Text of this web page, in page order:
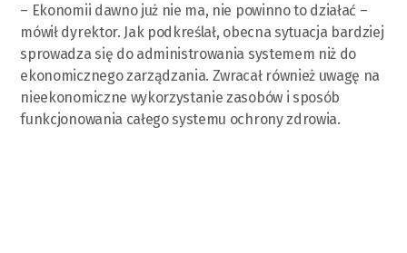
– Ekonomii dawno już nie ma, nie powinno to działać –
mówił dyrektor. Jak podkreślał, obecna sytuacja bardziej
sprowadza się do administrowania systemem niż do
ekonomicznego zarządzania. Zwracał również uwagę na
nieekonomiczne wykorzystanie zasobów i sposób
funkcjonowania całego systemu ochrony zdrowia.